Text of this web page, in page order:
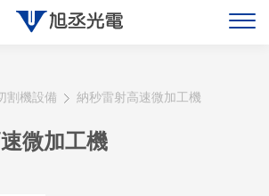
割機設備 納秒雷射高速微加工機
微加工機